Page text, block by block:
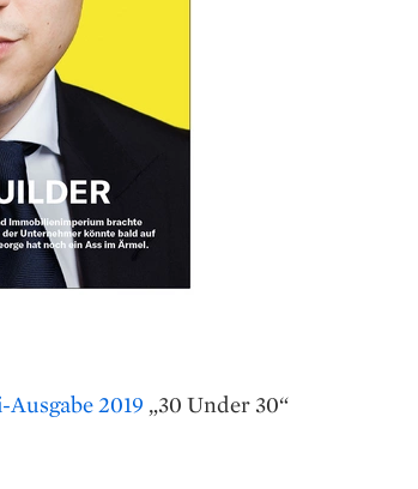
2019 „30 Under 30“